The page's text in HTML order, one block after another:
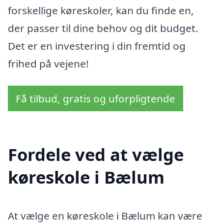
forskellige køreskoler, kan du finde en,
der passer til dine behov og dit budget.
Det er en investering i din fremtid og
frihed på vejene!
Få tilbud, gratis og uforpligtende
Fordele ved at vælge
køreskole i Bælum
At vælge en køreskole i Bælum kan være